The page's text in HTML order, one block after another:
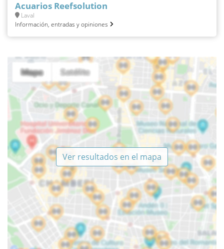
Acuarios Reefsolution
Laval
Información, entradas y opiniones
Ver resultados en el mapa